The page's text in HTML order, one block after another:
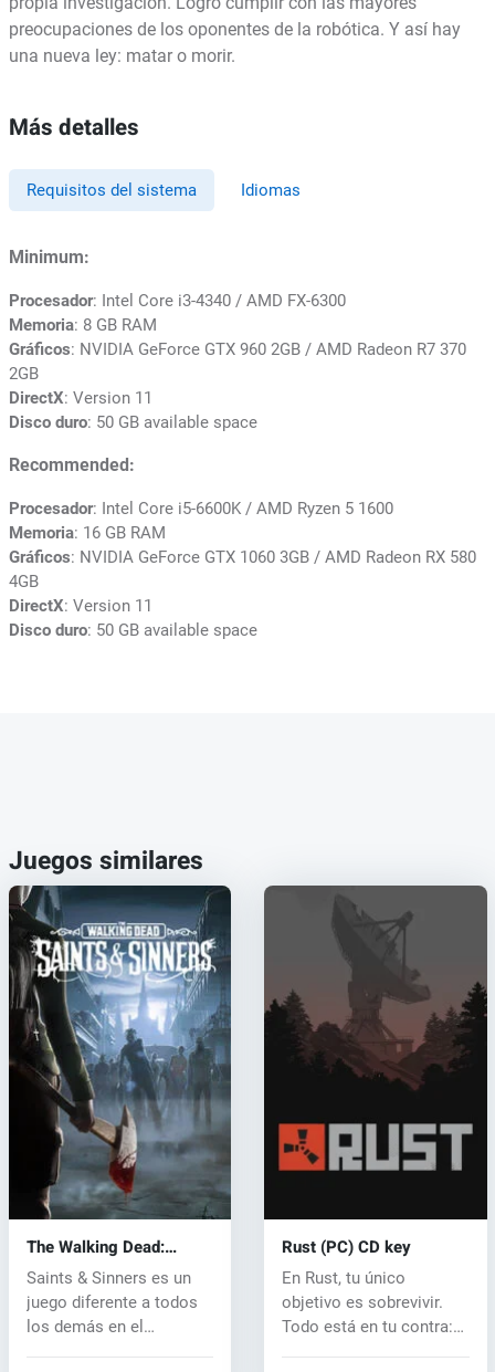
preocupaciones de los oponentes de la robótica. Y así hay
una nueva ley: matar o morir.
Más detalles
Requisitos del sistema Idiomas
Minimum:
Procesador: Intel Core i3-4340 / AMD FX-6300
Memoria: 8 GB RAM
Gráficos: NVIDIA GeForce GTX 960 2GB / AMD Radeon R7 370
2GB
DirectX: Version 11
Disco duro: 50 GB available space
Recommended:
Procesador: Intel Core i5-6600K / AMD Ryzen 5 1600
Memoria: 16 GB RAM
Gráficos: NVIDIA GeForce GTX 1060 3GB / AMD Radeon RX 580
4GB
DirectX: Version 11
Disco duro: 50 GB available space
Juegos similares
The Walking Dead:
Saints & Sinners (PC)
key
Saints & Sinners es un
juego diferente a todos
los demás en el
Rust (PC) CD key
En Rust, tu único
objetivo es sobrevivir.
Todo está en tu contra: